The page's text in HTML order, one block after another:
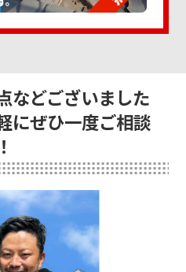
などございました
にぜひ一度ご相談